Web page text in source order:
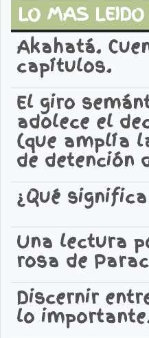
LO MAS
Akahatá.
capítulos.
El giro
adolece el
(que amplía
de detención
¿Qué
Una lectura
rosa de
Discernir
lo